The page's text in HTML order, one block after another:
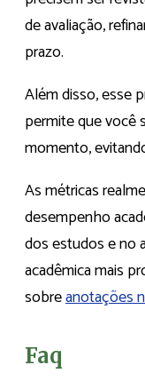
de avaliação,
prazo.
Além disso, esse
permite que você
momento,
As métricas
desempenho
dos estudos e no
acadêmica mais
sobreanotações
Faq